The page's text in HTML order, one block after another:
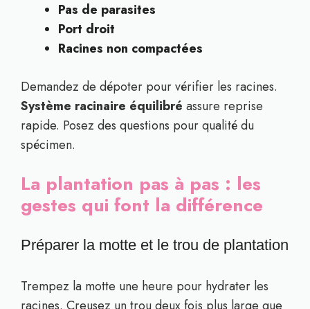
Pas de parasites
Port droit
Racines non compactées
Demandez de dépoter pour vérifier les racines.
Système racinaire équilibré assure reprise
rapide. Posez des questions pour qualité du
spécimen.
La plantation pas à pas : les
gestes qui font la différence
Préparer la motte et le trou de plantation
Trempez la motte une heure pour hydrater les